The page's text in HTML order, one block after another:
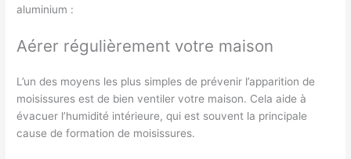
aluminium :
Aérer régulièrement votre maison
L’un des moyens les plus simples de prévenir l’apparition de
moisissures est de bien ventiler votre maison. Cela aide à
évacuer l’humidité intérieure, qui est souvent la principale
cause de formation de moisissures.